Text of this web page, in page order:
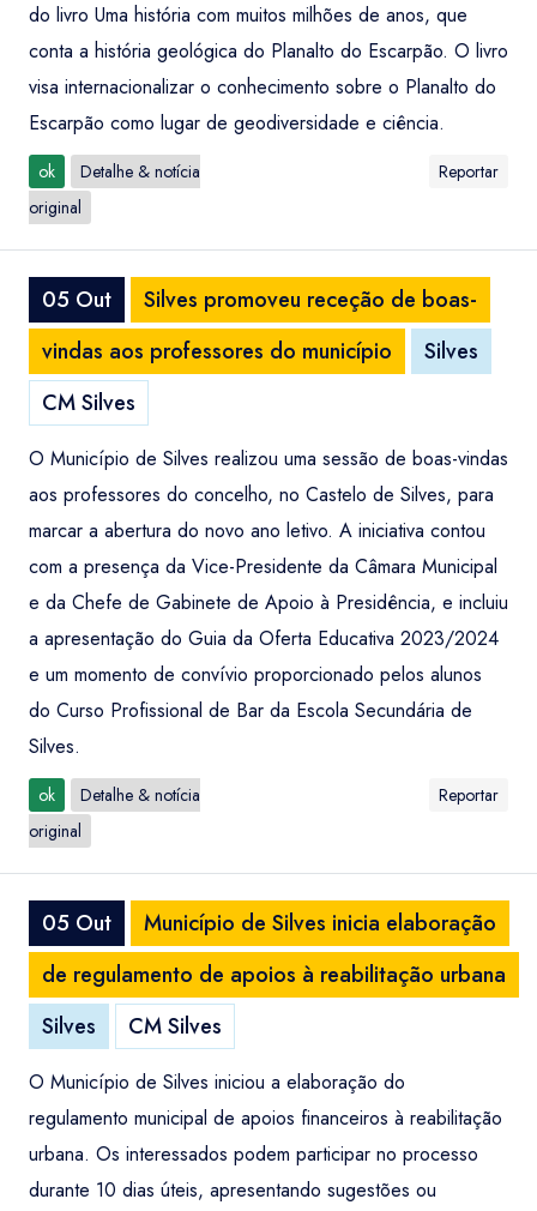
do livro Uma história com muitos milhões de anos, que
conta a história geológica do Planalto do Escarpão. O livro
visa internacionalizar o conhecimento sobre o Planalto do
Escarpão como lugar de geodiversidade e ciência.
ok
Detalhe & notícia
original
Reportar
05 Out
Silves promoveu receção de boas-
vindas aos professores do município
Silves
CM Silves
O Município de Silves realizou uma sessão de boas-vindas
aos professores do concelho, no Castelo de Silves, para
marcar a abertura do novo ano letivo. A iniciativa contou
com a presença da Vice-Presidente da Câmara Municipal
e da Chefe de Gabinete de Apoio à Presidência, e incluiu
a apresentação do Guia da Oferta Educativa 2023/2024
e um momento de convívio proporcionado pelos alunos
do Curso Profissional de Bar da Escola Secundária de
Silves.
ok
Detalhe & notícia
original
Reportar
05 Out
Município de Silves inicia elaboração
de regulamento de apoios à reabilitação urbana
Silves
CM Silves
O Município de Silves iniciou a elaboração do
regulamento municipal de apoios financeiros à reabilitação
urbana. Os interessados podem participar no processo
durante 10 dias úteis, apresentando sugestões ou